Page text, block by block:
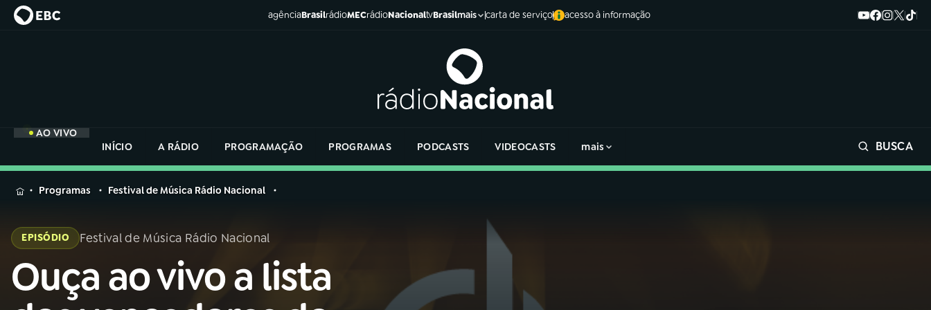
agênciaBrasilrádioMECrádioNacionaltvBrasilmais carta de serviço acesso à informação
AO VIVO
INÍCIO
A RÁDIO PROGRAMAÇÃO PROGRAMAS PODCASTS VIDEOCASTS mais BUSCA
MENU
Buscar
na
Rádio
na
Rádio
Programas Festival de Música Rádio Nacional
EPISÓDIO Festival de Música Rádio Nacional
Ouça ao vivo a lista